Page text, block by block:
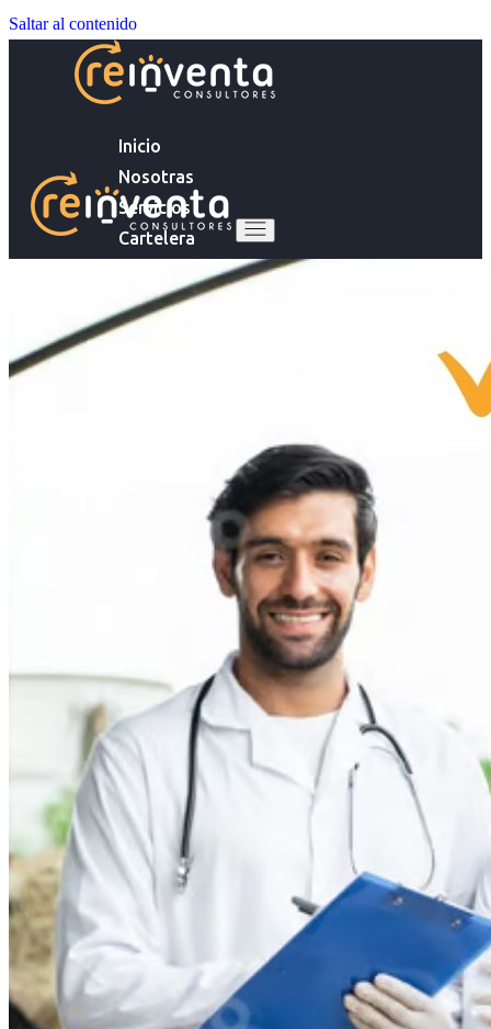
Saltar al contenido
Inicio
Nosotras
Servicios
Cartelera
Contacto
Ingresa tu Curriculum ->
Inicio
Nosotras
Servicios
Cartelera
Noticias
Contacto
Ingresa tu Curriculum ->
Nosotras
Servicios